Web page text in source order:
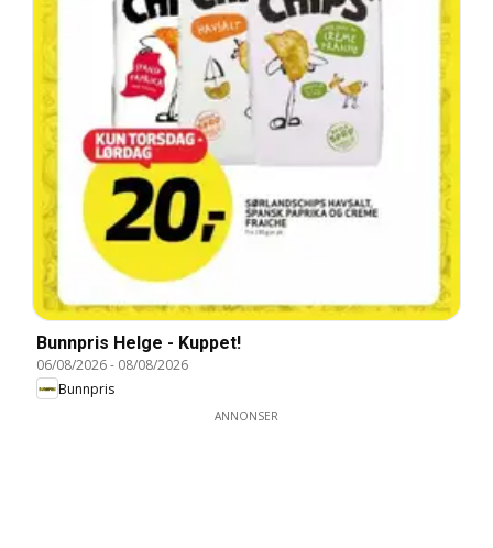
Bunnpris Helge - Kuppet!
06/08/2026- 08/08/2026
Bunnpris
ANNONSER